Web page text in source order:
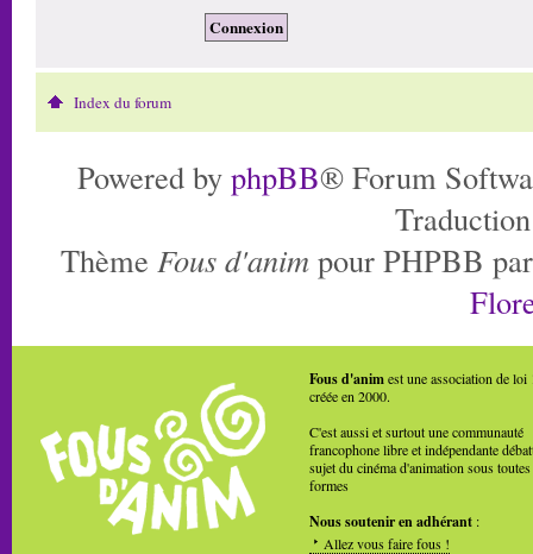
Index du forum
Powered by phpBB® Forum
Thème Fous d'anim pour PHPBB
Fous d'animest une association de loi
créée en 2000.
C'est aussi et surtout une communauté
francophone libre et indépendante
sujet du cinéma d'animation sous toutes
formes
Nous soutenir en adhérant :
Allez vous faire fous !